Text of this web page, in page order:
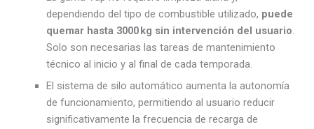
dependiendo del tipo de combustible utilizado, puede
quemar hasta 3000 kg sin intervención del usuario.
Solo son necesarias las tareas de mantenimiento
técnico al inicio y al final de cada temporada.
El sistema de silo automático aumenta la autonomía
de funcionamiento, permitiendo al usuario reducir
significativamente la frecuencia de recarga de